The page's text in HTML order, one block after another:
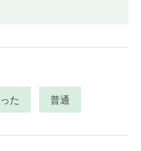
た 普通